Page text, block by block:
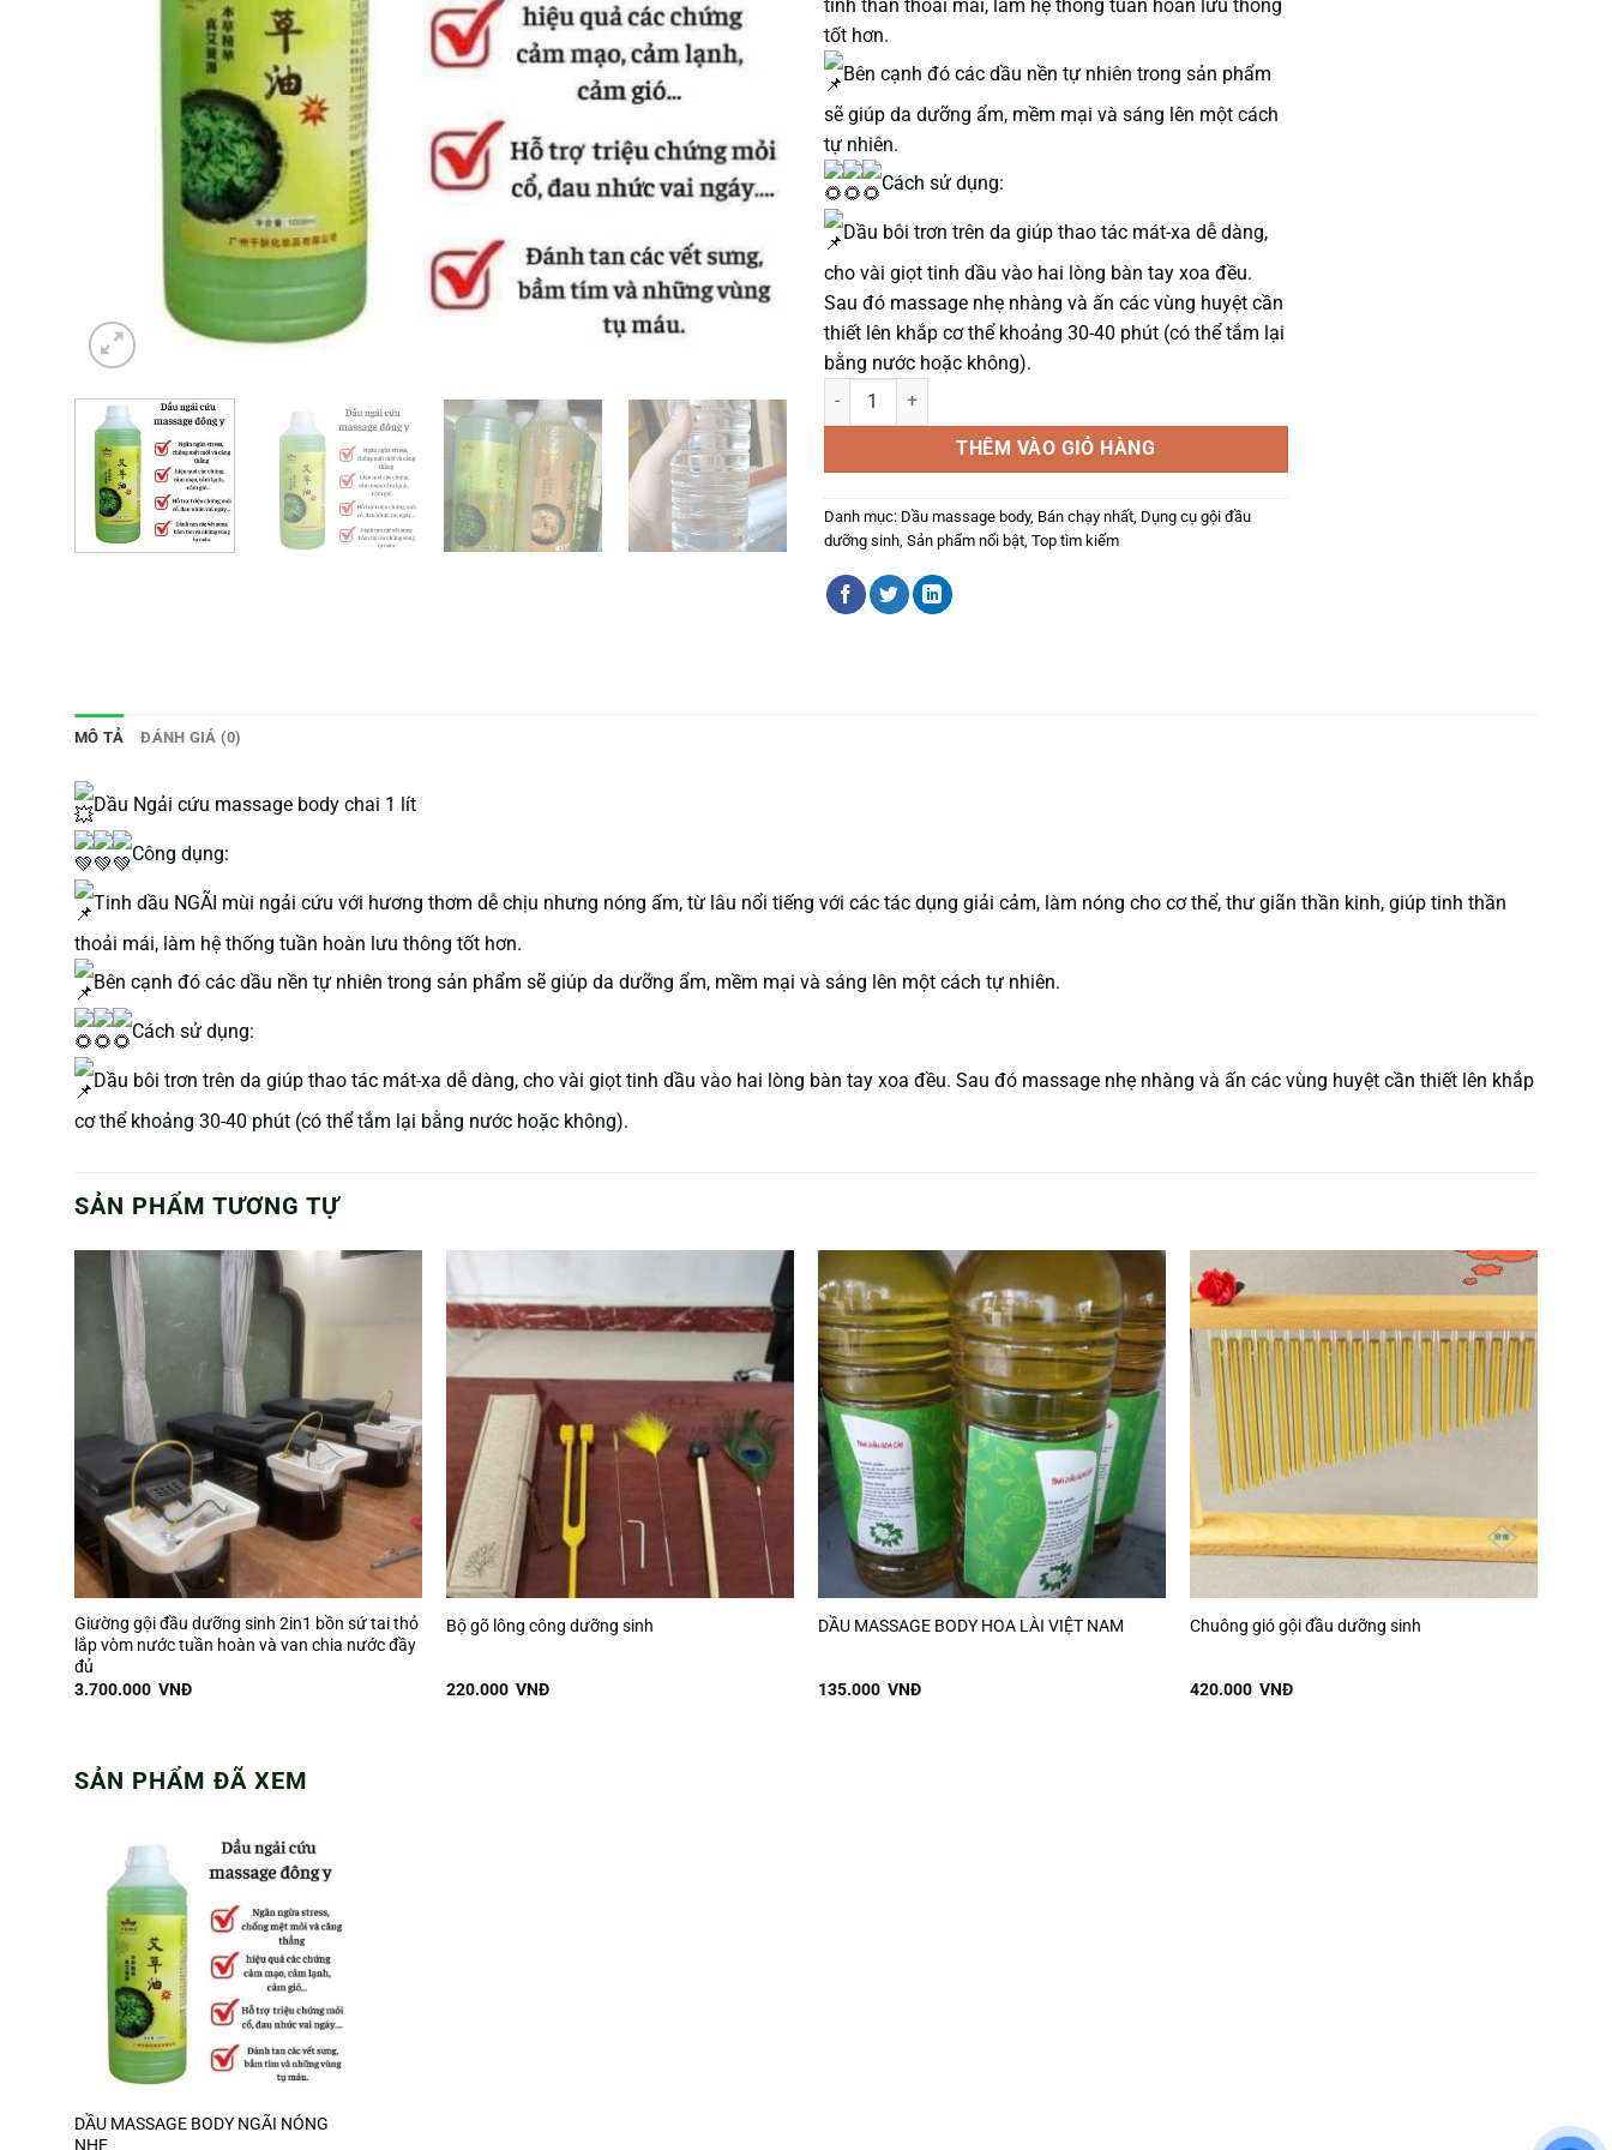
tinh thần thoải mái, làm hệ thống tuần hoàn lưu thông
tốt hơn.
Bên cạnh đó các dầu nền tự nhiên trong sản phẩm
sẽ giúp da dưỡng ẩm, mềm mại và sáng lên một cách
tự nhiên.
Cách sử dụng:
Dầu bôi trơn trên da giúp thao tác mát-xa dễ dàng,
cho vài giọt tinh dầu vào hai lòng bàn tay xoa đều.
Sau đó massage nhẹ nhàng và ấn các vùng huyệt cần
thiết lên khắp cơ thể khoảng 30-40 phút (có thể tắm lại
bằng nước hoặc không).
DẦU MASSAGE BODY NGÃI NÓNG NHẸ số lượng
THÊM VÀO GIỎ HÀNG
Danh mục: Dầu massage body, Bán chạy nhất Dụng cụ gội đầu
dưỡng sinh Sản phẩm nổi bật Top tìm kiếm
MÔ TẢ ĐÁNH GIÁ (0)
Dầu Ngải cứu massage body chai 1 lít
Công dụng:
Tinh dầu NGÃI mùi ngải cứu với hương thơm dễ chịu nhưng nóng ấm, từ lâu nổi tiếng với các tác dụng giải cảm, làm nóng cho cơ thể, thư giãn thần kinh, giúp tinh thần
thoải mái, làm hệ thống tuần hoàn lưu thông tốt hơn.
Bên cạnh đó các dầu nền tự nhiên trong sản phẩm sẽ giúp da dưỡng ẩm, mềm mại và sáng lên một cách tự nhiên.
Cách sử dụng:
Dầu bôi trơn trên da giúp thao tác mát-xa dễ dàng, cho vài giọt tinh dầu vào hai lòng bàn tay xoa đều. Sau đó massage nhẹ nhàng và ấn các vùng huyệt cần thiết lên khắp
cơ thể khoảng 30-40 phút (có thể tắm lại bằng nước hoặc không).
SẢN PHẨM TƯƠNG TỰ
Giường gội đầu dưỡng sinh 2in1 bồn sứ tai thỏ
lắp vòm nước tuần hoàn và van chia nước đầy
đủ
3.700.000 VNĐ
Bộ gõ lông công dưỡng sinh
220.000 VNĐ
DẦU MASSAGE BODY HOA LÀI VIỆT NAM
135.000 VNĐ
Chuông gió gội đầu dưỡng sinh
420.000 VNĐ
SẢN PHẨM ĐÃ XEM
DẦU MASSAGE BODY NGÃI NÓNG
NHẸ